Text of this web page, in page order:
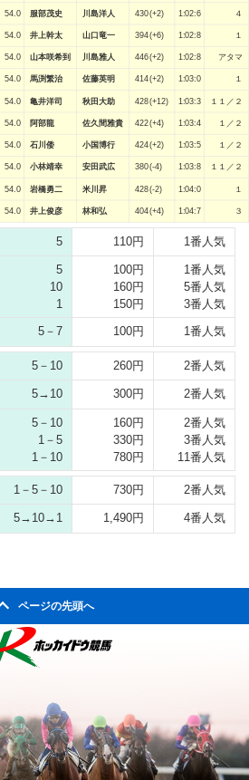
54.0 服部茂史 川島洋人 430(+2) 1:02:6 ４
54.0 井上幹太 山口竜一 394(+6) 1:02:8 １
54.0 山本咲希到 川島雅人 446(+2) 1:02:8 アタマ
54.0 馬渕繁治 佐藤英明 414(+2) 1:03:0 １
54.0 亀井洋司 秋田大助 428(+12) 1:03:3 １１／２
54.0 阿部龍 佐久間雅貴 422(+4) 1:03:4 １／２
54.0 石川倭 小国博行 424(+2) 1:03:5 １／２
54.0 小林靖幸 安田武広 380(-4) 1:03:8 １１／２
54.0 岩橋勇二 米川昇 428(-2) 1:04:0 １
54.0 井上俊彦 林和弘 404(+4) 1:04:7 ３
5 110円 1番人気
5
10
1
100円
160円
150円
1番人気
5番人気
3番人気
5－7 100円 1番人気
5－10 260円 2番人気
5→10 300円 2番人気
5－10
1－5
1－10
160円
330円
780円
2番人気
3番人気
11番人気
1－5－10 730円 2番人気
5→10→1 1,490円 4番人気
ページの先頭へ